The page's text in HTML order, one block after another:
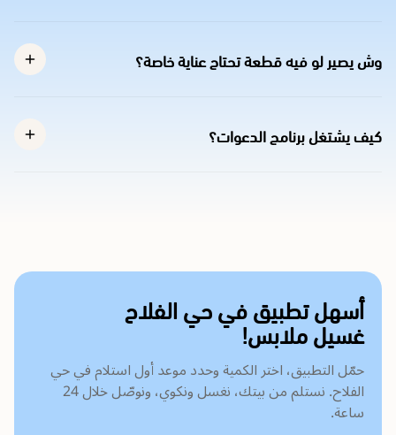
وش يصير لو فيه قطعة تحتاج عناية خاصة؟
كيف يشتغل برنامج الدعوات؟
أسهل تطبيق في حي الفلاح
غسيل ملابس!
حمّل التطبيق، اختر الكمية وحدد موعد أول استلام في حي
الفلاح. نستلم من بيتك، نغسل ونكوي، ونوصّل خلال 24
ساعة.